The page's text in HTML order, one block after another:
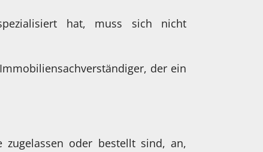
hat, muss sich nicht
der ein
oder bestellt sind, an,